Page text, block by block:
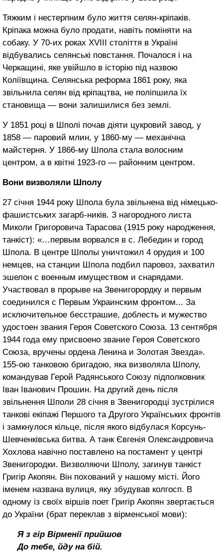
Тяжким і нестерпним було життя селян-кріпаків.
Кріпака можна було про­дати, навіть поміняти на
собаку. У 70-их роках ХVІІІ століття в Україні
відбувались селянські повстання. Почалося і на
Черкащині, яке увійшло в історію під назвою
Коліївщина. Селянська рефор­ма 1861 року, яка
звільнила селян від кріпацтва, не поліпшила їх
становища — вони залишилися без землі.
У 1851 році в Шполі почав діяти цу­кровий завод, у
1858 — паровий млин, у 1860-му — механічна
майстерня. У 1866-му Шпола стала волосним
центром, а в квітні 1923-го — районним центром.
Вони визволяли Шполу
27 січня 1944 року Шпола була звільнена від німецько-
фашистських загарб-ників. З нагородного листа
Миколи Григо­ровича Тарасова (1915 року народження,
танкіст): «…первым ворвался в с. Лебе­дин и город
Шпола. В центре Шполы унич­тожил 4 орудия и 100
немцев, на станции Шпола подбил паровоз, захватил
эшелон с военным имуществом и снарядами.
Участвовал в прорыве на Звенигорордку и первым
соединился с Первым Украин­ским фронтом... За
исключительное бес­страшие, доблесть и мужество
удостоен звания Героя Советского Союза. 13 сен­тября
1944 года ему присвоено звание Героя Советского
Союза, вручены ордена Ленина и Золотая Звезда».
155-ою тан­ковою бригадою, яка визволяла Шполу,
командував Герой Радянського Союзу підполковник
Іван Іванович Прошин. На другий день після
звільнення Шполи 28 січня в Звенигородці зустрілися
танкові екіпажі Першого та Другого Українських фронтів
і замкнулося кільце, після якого відбулася Корсунь-
Шевченківська битва. А танк Євгенія Олександровича
Хохло­ва навічно поставлено на постамент у центрі
Звенигородки. Визволяючи Шпо­лу, загинув танкіст
Григір Акопян. Він похований у нашому місті. Його
іменем названа вулиця, яку збудував колгосп. В
одному із своїх віршів поет Григір Акопян звертається
до України (брат переклав з вірменської мови):
Я з гір Вірменії прийшов
До тебе, йду на бій.